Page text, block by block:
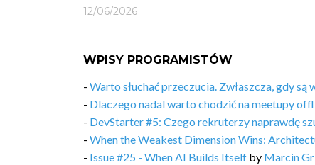
12/06/2026
WPISY PROGRAMISTÓW
- Warto słuchać przeczucia. Zwłaszcza, gdy są
- Dlaczego nadal warto chodzić na meetupy
- DevStarter #5: Czego rekruterzy naprawdę
- When the Weakest Dimension Wins:
- Issue #25 - When AI Builds Itself by Marcin